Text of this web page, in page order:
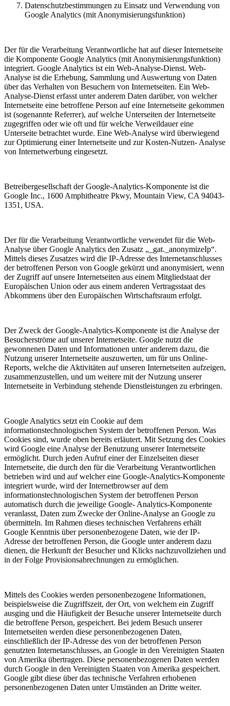
Datenschutzbestimmungen zu Einsatz und Verwendung von
Google Analytics (mit Anonymisierungsfunktion)
Der für die Verarbeitung Verantwortliche hat auf dieser Internetseite
die Komponente Google Analytics (mit Anonymisierungsfunktion)
integriert. Google Analytics ist ein Web-Analyse-Dienst. Web-
Analyse ist die Erhebung, Sammlung und Auswertung von Daten
über das Verhalten von Besuchern von Internetseiten. Ein Web-
Analyse-Dienst erfasst unter anderem Daten darüber, von welcher
Internetseite eine betroffene Person auf eine Internetseite gekommen
ist (sogenannte Referrer), auf welche Unterseiten der Internetseite
zugegriffen oder wie oft und für welche Verweildauer eine
Unterseite betrachtet wurde. Eine Web-Analyse wird überwiegend
zur Optimierung einer Internetseite und zur Kosten-Nutzen- Analyse
von Internetwerbung eingesetzt.
Betreibergesellschaft der Google-Analytics-Komponente ist die
Google Inc., 1600 Amphitheatre Pkwy, Mountain View, CA 94043-
1351, USA.
Der für die Verarbeitung Verantwortliche verwendet für die Web-
Analyse über Google Analytics den Zusatz „_gat._anonymizeIp“.
Mittels dieses Zusatzes wird die IP-Adresse des Internetanschlusses
der betroffenen Person von Google gekürzt und anonymisiert, wenn
der Zugriff auf unsere Internetseiten aus einem Mitgliedstaat der
Europäischen Union oder aus einem anderen Vertragsstaat des
Abkommens über den Europäischen Wirtschaftsraum erfolgt.
Der Zweck der Google-Analytics-Komponente ist die Analyse der
Besucherströme auf unserer Internetseite. Google nutzt die
gewonnenen Daten und Informationen unter anderem dazu, die
Nutzung unserer Internetseite auszuwerten, um für uns Online-
Reports, welche die Aktivitäten auf unseren Internetseiten aufzeigen,
zusammenzustellen, und um weitere mit der Nutzung unserer
Internetseite in Verbindung stehende Dienstleistungen zu erbringen.
Google Analytics setzt ein Cookie auf dem
informationstechnologischen System der betroffenen Person. Was
Cookies sind, wurde oben bereits erläutert. Mit Setzung des Cookies
wird Google eine Analyse der Benutzung unserer Internetseite
ermöglicht. Durch jeden Aufruf einer der Einzelseiten dieser
Internetseite, die durch den für die Verarbeitung Verantwortlichen
betrieben wird und auf welcher eine Google-Analytics-Komponente
integriert wurde, wird der Internetbrowser auf dem
informationstechnologischen System der betroffenen Person
automatisch durch die jeweilige Google- Analytics-Komponente
veranlasst, Daten zum Zwecke der Online-Analyse an Google zu
übermitteln. Im Rahmen dieses technischen Verfahrens erhält
Google Kenntnis über personenbezogene Daten, wie der IP-
Adresse der betroffenen Person, die Google unter anderem dazu
dienen, die Herkunft der Besucher und Klicks nachzuvollziehen und
in der Folge Provisionsabrechnungen zu ermöglichen.
Mittels des Cookies werden personenbezogene Informationen,
beispielsweise die Zugriffszeit, der Ort, von welchem ein Zugriff
ausging und die Häufigkeit der Besuche unserer Internetseite durch
die betroffene Person, gespeichert. Bei jedem Besuch unserer
Internetseiten werden diese personenbezogenen Daten,
einschließlich der IP-Adresse des von der betroffenen Person
genutzten Internetanschlusses, an Google in den Vereinigten Staaten
von Amerika übertragen. Diese personenbezogenen Daten werden
durch Google in den Vereinigten Staaten von Amerika gespeichert.
Google gibt diese über das technische Verfahren erhobenen
personenbezogenen Daten unter Umständen an Dritte weiter.